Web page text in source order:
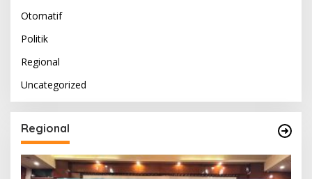
Otomatif
Politik
Regional
Uncategorized
Regional